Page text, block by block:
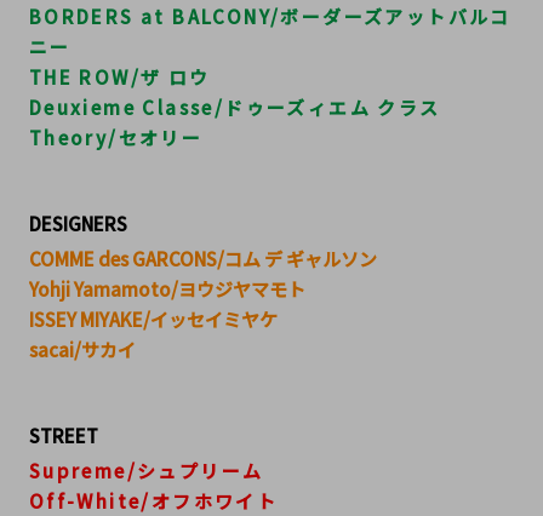
BORDERS at BALCONY/ボーダーズアットバルコ
ニー
THE ROW/ザ ロウ
Deuxieme Classe/ドゥーズィエム クラス
Theory/セオリー
DESIGNERS
COMME des GARCONS/コム デ ギャルソン
Yohji Yamamoto/ヨウジヤマモト
ISSEY MIYAKE/イッセイミヤケ
sacai/サカイ
STREET
Supreme/シュプリーム
Off-White/オフホワイト